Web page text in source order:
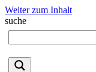
Weiter zum Inhalt
suche